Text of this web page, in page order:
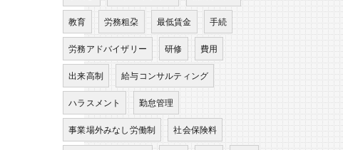
教育 労務粗朶 最低賃金 手続
労務アドバイザリー 研修 費用
出来高制 給与コンサルティング
ハラスメント 勤怠管理
事業場外みなし労働制 社会保険料